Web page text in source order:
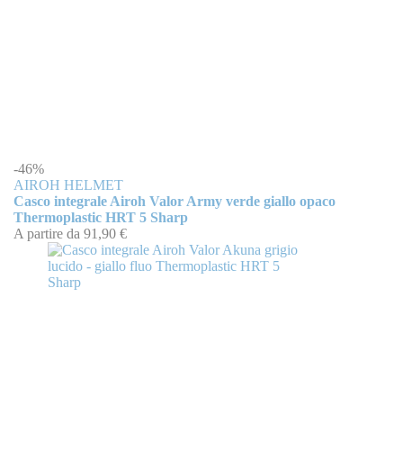
-46%
AIROH HELMET
Casco integrale Airoh Valor Army verde giallo opaco
Thermoplastic HRT 5 Sharp
A partire da 91,90 €